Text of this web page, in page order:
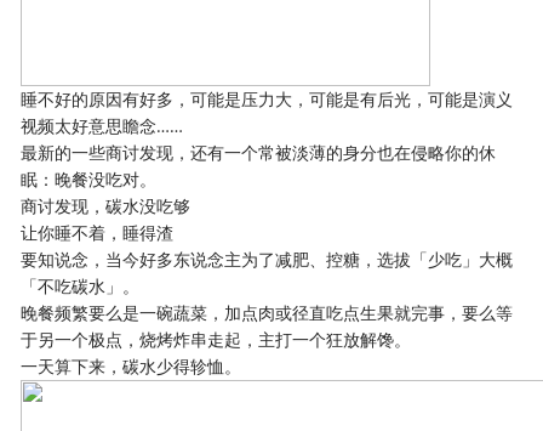
睡不好的原因有好多，可能是压力大，可能是有后光，可能是演义
视频太好意思瞻念……
最新的一些商讨发现，还有一个常被淡薄的身分也在侵略你的休
眠：晚餐没吃对。
商讨发现，碳水没吃够
让你睡不着，睡得渣
要知说念，当今好多东说念主为了减肥、控糖，选拔「少吃」大概
「不吃碳水」。
晚餐频繁要么是一碗蔬菜，加点肉或径直吃点生果就完事，要么等
于另一个极点，烧烤炸串走起，主打一个狂放解馋。
一天算下来，碳水少得轸恤。